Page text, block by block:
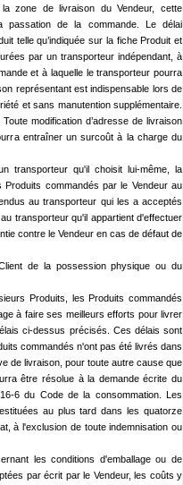
zone de livraison du Vendeur, cette
passation de la commande. Le délai
telle qu’indiquée sur la fiche Produit et
par un transporteur indépendant, à
et à laquelle le transporteur pourra
représentant est indispensable lors de
et sans manutention supplémentaire.
modification d’adresse de livraison
entraîner un surcoût à la charge du
transporteur qu'il choisit lui-même, la
commandés par le Vendeur au
au transporteur qui les a acceptés
transporteur qu'il appartient d'effectuer
contre le Vendeur en cas de défaut de
de la possession physique ou du
Produits, les Produits commandés
à faire ses meilleurs efforts pour livrer
ci-dessus précisés. Ces délais sont
commandés n'ont pas été livrés dans
de livraison, pour toute autre cause que
être résolue à la demande écrite du
6 du Code de la consommation. Les
au plus tard dans les quatorze
à l'exclusion de toute indemnisation ou
les conditions d'emballage ou de
par écrit par le Vendeur, les coûts y